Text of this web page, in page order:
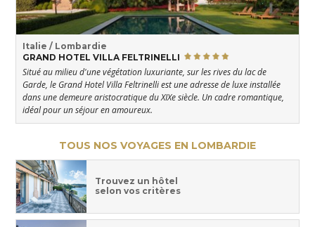
Italie / Lombardie
GRAND HOTEL VILLA FELTRINELLI
Situé au milieu d'une végétation luxuriante, sur les rives du lac de
Garde, le Grand Hotel Villa Feltrinelli est une adresse de luxe installée
dans une demeure aristocratique du XIXe siècle. Un cadre romantique,
idéal pour un séjour en amoureux.
TOUS NOS VOYAGES EN LOMBARDIE
Trouvez un hôtel
selon vos critères